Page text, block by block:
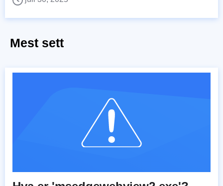
Mest sett